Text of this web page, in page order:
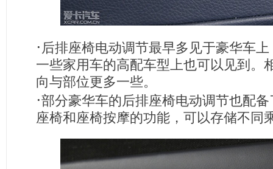
· 后排座椅电动调节最早多见于豪华车
一些家用车的高配车型上也可以见到。
向与部位更多一些。
·部分豪华车的后排座椅电动调节也配
座椅和座椅按摩的功能，可以存储不同